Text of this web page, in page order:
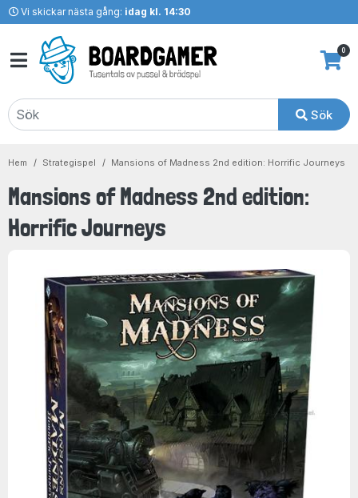
Vi skickar nästa gång: idag kl. 14:30
Sök
0
Hem Strategispel Mansions of Madness 2nd edition: Horrific Journeys
Mansions of Madness 2nd edition:
Horrific Journeys